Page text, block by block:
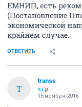
ЕМНИП, есть
(Постановление
экономической
крайнем случае.
ОТВЕТИТЬ
T
transs
v.i.p.
16 ноября 2016